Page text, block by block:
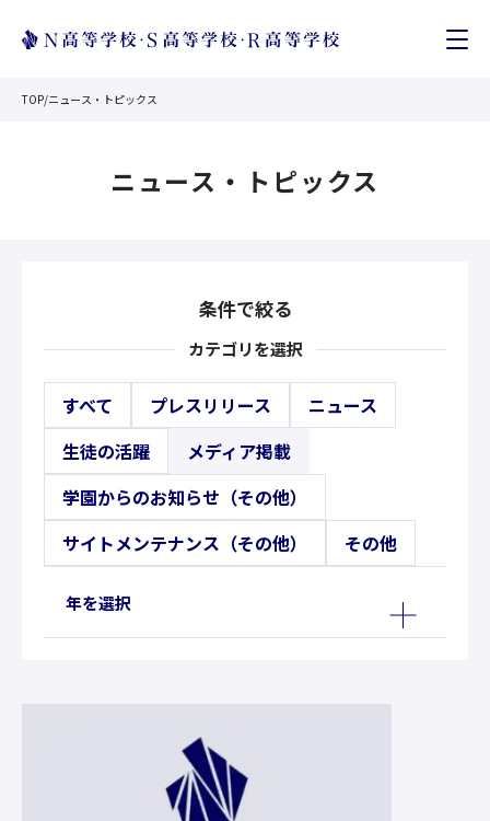
TOP/ニュース・トピックス
ニュース・トピックス
条件で絞る
カテゴリを選択
すべて プレスリリース
ニュース
生徒の活躍
メディア掲載
学園からのお知らせ（その他）
サイトメンテナンス（その他）
その他
年を選択